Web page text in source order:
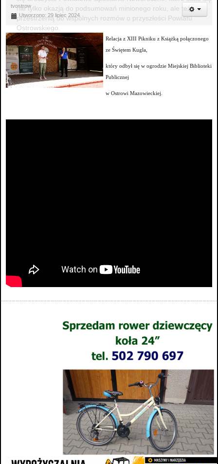
nie tylko okazją do podsumowań minionego roku, ale też
przestrzenią do wspólnych rozmów o przyszłości Powiatu
Ostrowskiego.
tvostrow
Utworzono: 29 lipiec 2024
Relacja z XIII Pikniku z Książką połączonego
ze Świętem Kugla,
który odbył się w ogrodzie Miejskiej Biblioteki
Publicznej
w Ostrowi Mazowieckiej.